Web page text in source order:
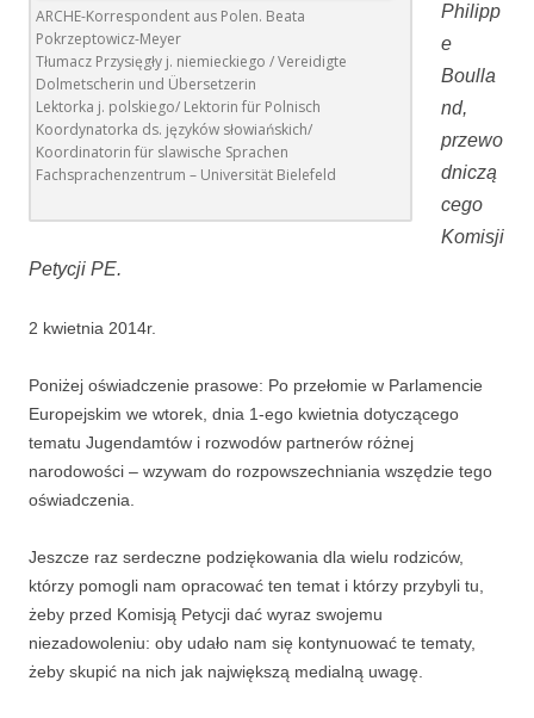
ARCHE-Korrespondent aus Polen. Beata
Pokrzeptowicz-Meyer
Tłumacz Przysięgły j. niemieckiego / Vereidigte
Dolmetscherin und Übersetzerin
Lektorka j. polskiego/ Lektorin für Polnisch
Koordynatorka ds. języków słowiańskich/
Koordinatorin für slawische Sprachen
Fachsprachenzentrum – Universität Bielefeld
Philipp
e
Boulla
nd,
przewo
dniczą
cego
Komisji
Petycji PE.
2 kwietnia 2014r.
Poniżej oświadczenie prasowe: Po przełomie w Parlamencie
Europejskim we wtorek, dnia 1-ego kwietnia dotyczącego
tematu Jugendamtów i rozwodów partnerów różnej
narodowości – wzywam do rozpowszechniania wszędzie tego
oświadczenia.
Jeszcze raz serdeczne podziękowania dla wielu rodziców,
którzy pomogli nam opracować ten temat i którzy przybyli tu,
żeby przed Komisją Petycji dać wyraz swojemu
niezadowoleniu: oby udało nam się kontynuować te tematy,
żeby skupić na nich jak największą medialną uwagę.